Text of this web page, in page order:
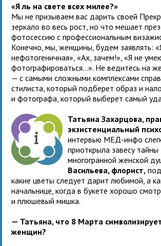
«Я ль на свете всех милее?»
Мы не призываем вас дарить своей
зеркало во весь рост, но что мешает
фотосессию с профессиональным
Конечно, мы, женщины, будем заявлять:
нефотогеничная», «Ах, зачем!», «Я не
фотографироваться...». Не ведитесь на
— с самыми сложными комплексами
стилиста, который подберет образ и
и фотографа, который выберет самый
Татьяна Захарцова,
экзистенциальный
интервью МЕД-инфо
приоткрыла завесу тайны
многогранной женской
Васильева, флорист,
какие цветы следует дарит любимой, а
начальнице, когда в букете хорошо
и плюшевый мишка.
— Татьяна, что 8 Марта
женщин?